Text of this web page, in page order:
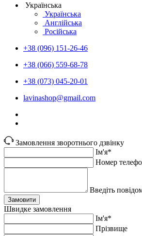
Українська
Українська
Англійська
Російська
+38 (096) 151-26-46
+38 (066) 559-68-78
+38 (073) 045-20-01
lavinashop@gmail.com
Замовлення зворотнього дзвінку
Ім'я*
Номер
Введіть
Замовити
Швидке замовлення
Ім'я*
Прiзвище